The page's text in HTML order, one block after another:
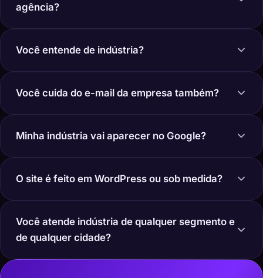
agência?
Você entende de indústria?
Você cuida do e-mail da empresa também?
Minha indústria vai aparecer no Google?
O site é feito em WordPress ou sob medida?
Você atende indústria de qualquer segmento e
de qualquer cidade?